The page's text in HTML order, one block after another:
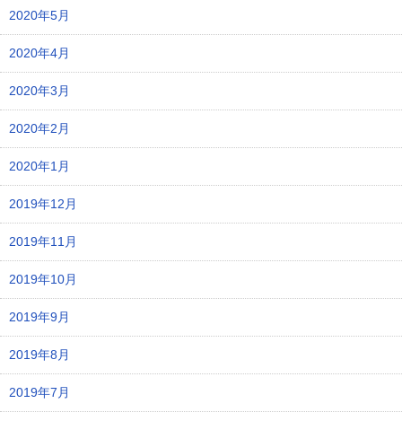
2020年5月
2020年4月
2020年3月
2020年2月
2020年1月
2019年12月
2019年11月
2019年10月
2019年9月
2019年8月
2019年7月